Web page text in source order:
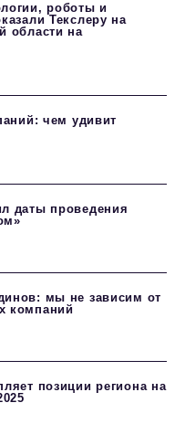
роботы и
Текслеру на
области на
чем удивит
даты проведения
мы не зависим от
компаний
позиции региона на